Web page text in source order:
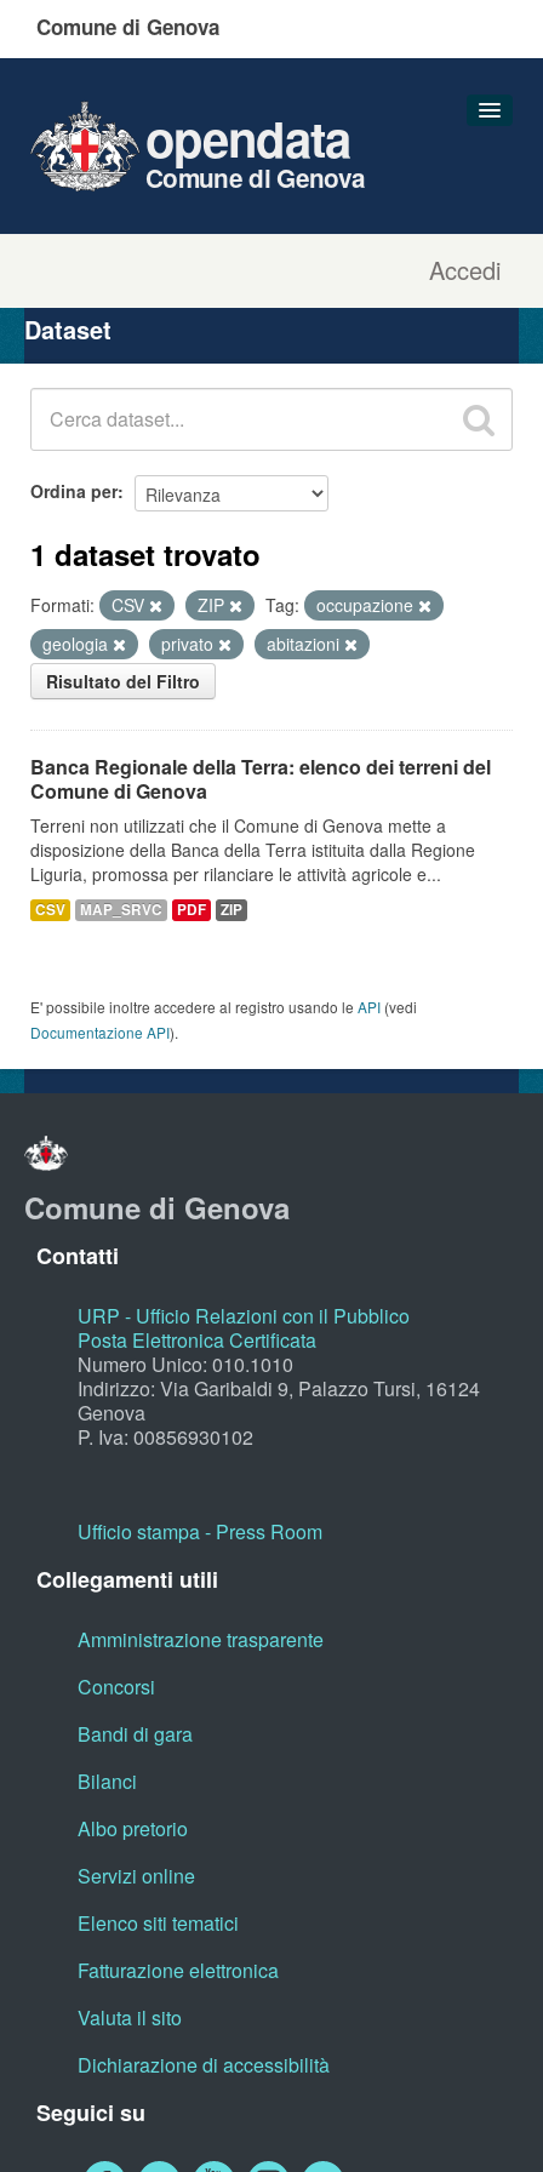
Comune di Genova
Accedi
opendata
Comune di Genova
Organizzazioni
Gruppi
Dataset
Ordina per
1 dataset trovato
Formati: CSV ZIP Tag:
occupazione
geologia
privato
abitazioni
Risultato del Filtro
Banca Regionale della Terra: elenco dei terreni del
Comune di Genova
Terreni non utilizzati che il Comune di Genova mette a
disposizione della Banca della Terra istituita dalla Regione
Liguria, promossa per rilanciare le attività agricole e...
CSV MAP_SRVC PDF ZIP
E' possibile inoltre accedere al registro usando le API (vedi
Documentazione API).
Comune di Genova
Contatti
URP - Ufficio Relazioni con il Pubblico
Posta Elettronica Certificata
Numero Unico: 010.1010
Indirizzo: Via Garibaldi 9, Palazzo Tursi, 16124
Genova
P. Iva: 00856930102
Ufficio stampa - Press Room
Collegamenti utili
Amministrazione trasparente
Concorsi
Bandi di gara
Bilanci
Albo pretorio
Servizi online
Elenco siti tematici
Fatturazione elettronica
Valuta il sito
Dichiarazione di accessibilità
Seguici su